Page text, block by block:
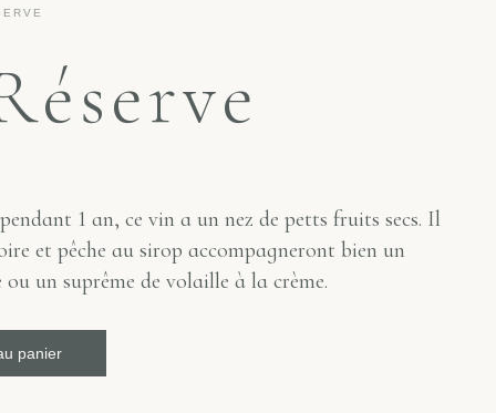
1 an, ce vin a un nez de petts fruits secs. Il
et pêche au sirop accompagneront bien un
ou un suprême de volaille à la crème.
panier